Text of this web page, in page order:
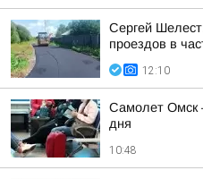
Сергей
проездов в
12:10
Самолет Омск
дня
10:48